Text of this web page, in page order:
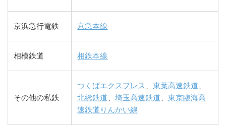
京浜急行電鉄 京急本線
相模鉄道 相鉄本線
その他の私鉄
つくばエクスプレス 、東葉高速鉄道
北総鉄道 、埼玉高速鉄道 、東京臨海高
速鉄道りんかい線